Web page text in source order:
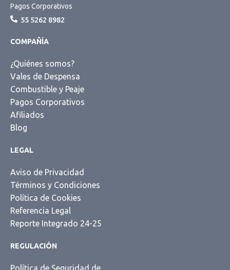
Pagos Corporativos
55 5262 8982
COMPAÑÍA
¿Quiénes somos?
Vales de Despensa
Combustible y Peaje
Pagos Corporativos
Afiliados
Blog
LEGAL
Aviso de Privacidad
Términos y Condiciones
Política de Cookies
Referencia Legal
Reporte Integrado 24-25
REGULACIÓN
Política de Seguridad de